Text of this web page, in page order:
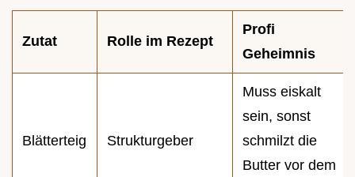
Zutat Rolle im Rezept
Profi
Geheimnis
Blätterteig Strukturgeber
Muss eiskalt
sein, sonst
schmilzt die
Butter vor dem